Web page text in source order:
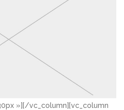
»][/vc_column][vc_column